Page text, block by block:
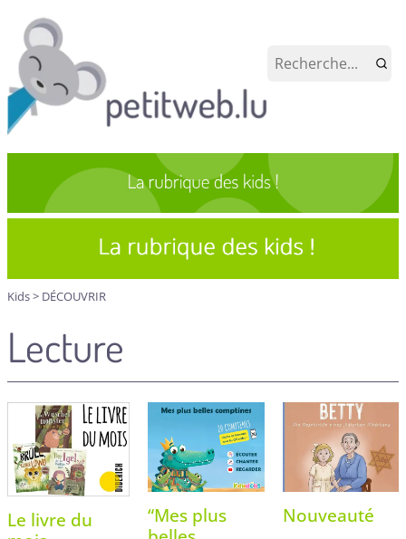
Kids> DÉCOUVRIR
Lecture
Le livre du
“Mes plus
Nouveauté